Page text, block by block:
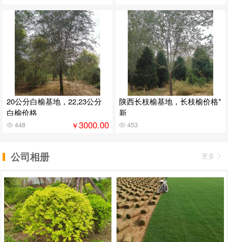
20公分白榆基地，22,23公分
白榆价格
448 ￥3000.00
陕西长枝榆基地，长枝榆价格*
新
453
公司相册 更多